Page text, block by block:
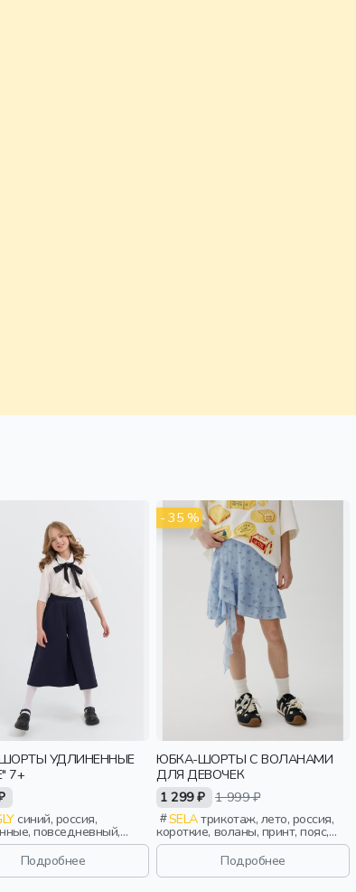
УДЛИНЕННЫЕ
7+
синий, россия,
повседневный,
школьники, подростки,
Подробнее
- 35 %
ЮБКА-ШОРТЫ С ВОЛАНАМИ
ДЛЯ ДЕВОЧЕК
1 299 ₽ 1 999 ₽
SELAтрикотаж, лето, россия,
короткие, воланы, принт, пояс,
эластичные, девочки, дети
Подробнее